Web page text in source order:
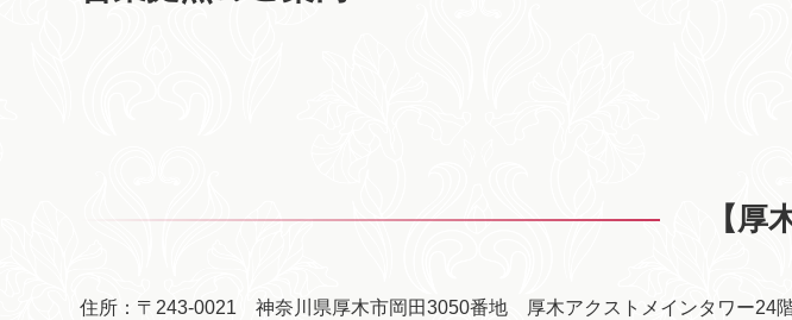
【厚
住所：〒243-0021 神奈川県厚木市岡田3050番地 厚木アクストメインタワー24